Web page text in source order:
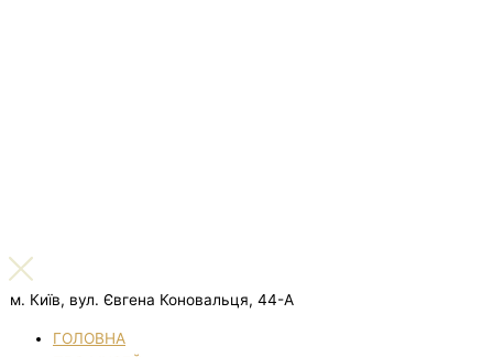
м. Київ, вул. Євгена Коновальця, 44-А
ГОЛОВНА